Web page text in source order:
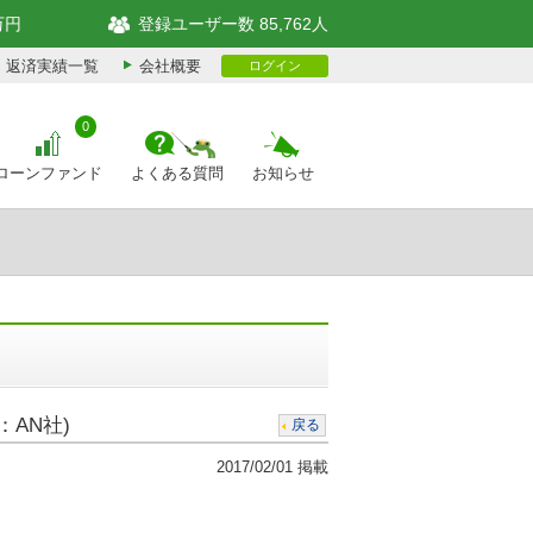
円 登録ユーザー数 85,762人
返済実績一覧 会社概要 ログイン
ーンファンド
0
よくある質問 お知らせ
AN社) 戻る
2017/02/01 掲載